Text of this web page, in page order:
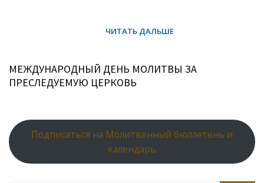
МЕЖДУНАРОДНЫЙ ДЕНЬ МОЛИТВЫ ЗА
ПРЕСЛЕДУЕМУЮ ЦЕРКОВЬ
Подписаться на Молитвенный бюллетень и
календарь